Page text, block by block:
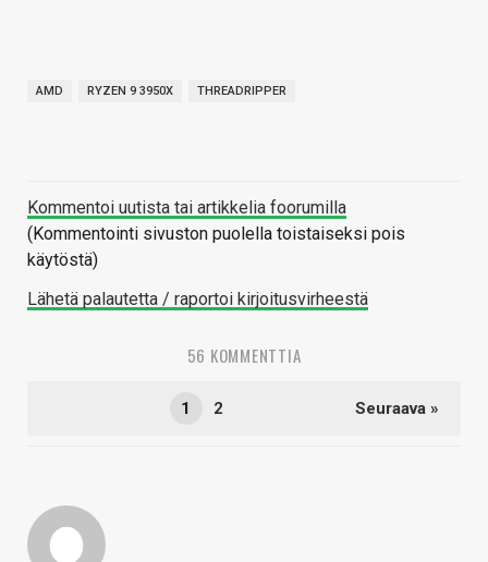
AMD RYZEN 9 3950X THREADRIPPER
Kommentoi uutista tai artikkelia foorumilla
(Kommentointi sivuston puolella toistaiseksi pois
käytöstä)
Lähetä palautetta / raportoi kirjoitusvirheestä
56 KOMMENTTIA
1 2 Seuraava »